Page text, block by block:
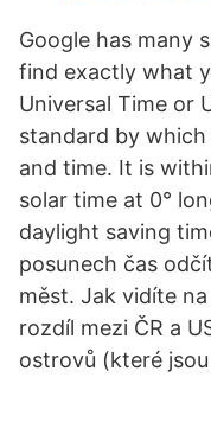
Google has many
find exactly what
Universal Time or
standard by
and time. It is
solar time at 0°
daylight saving
posunech čas
měst. Jak vidíte
rozdíl mezi ČR a
ostrovů (které